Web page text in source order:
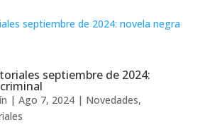
septiembre de 2024:
| Ago 7, 2024| Novedades,